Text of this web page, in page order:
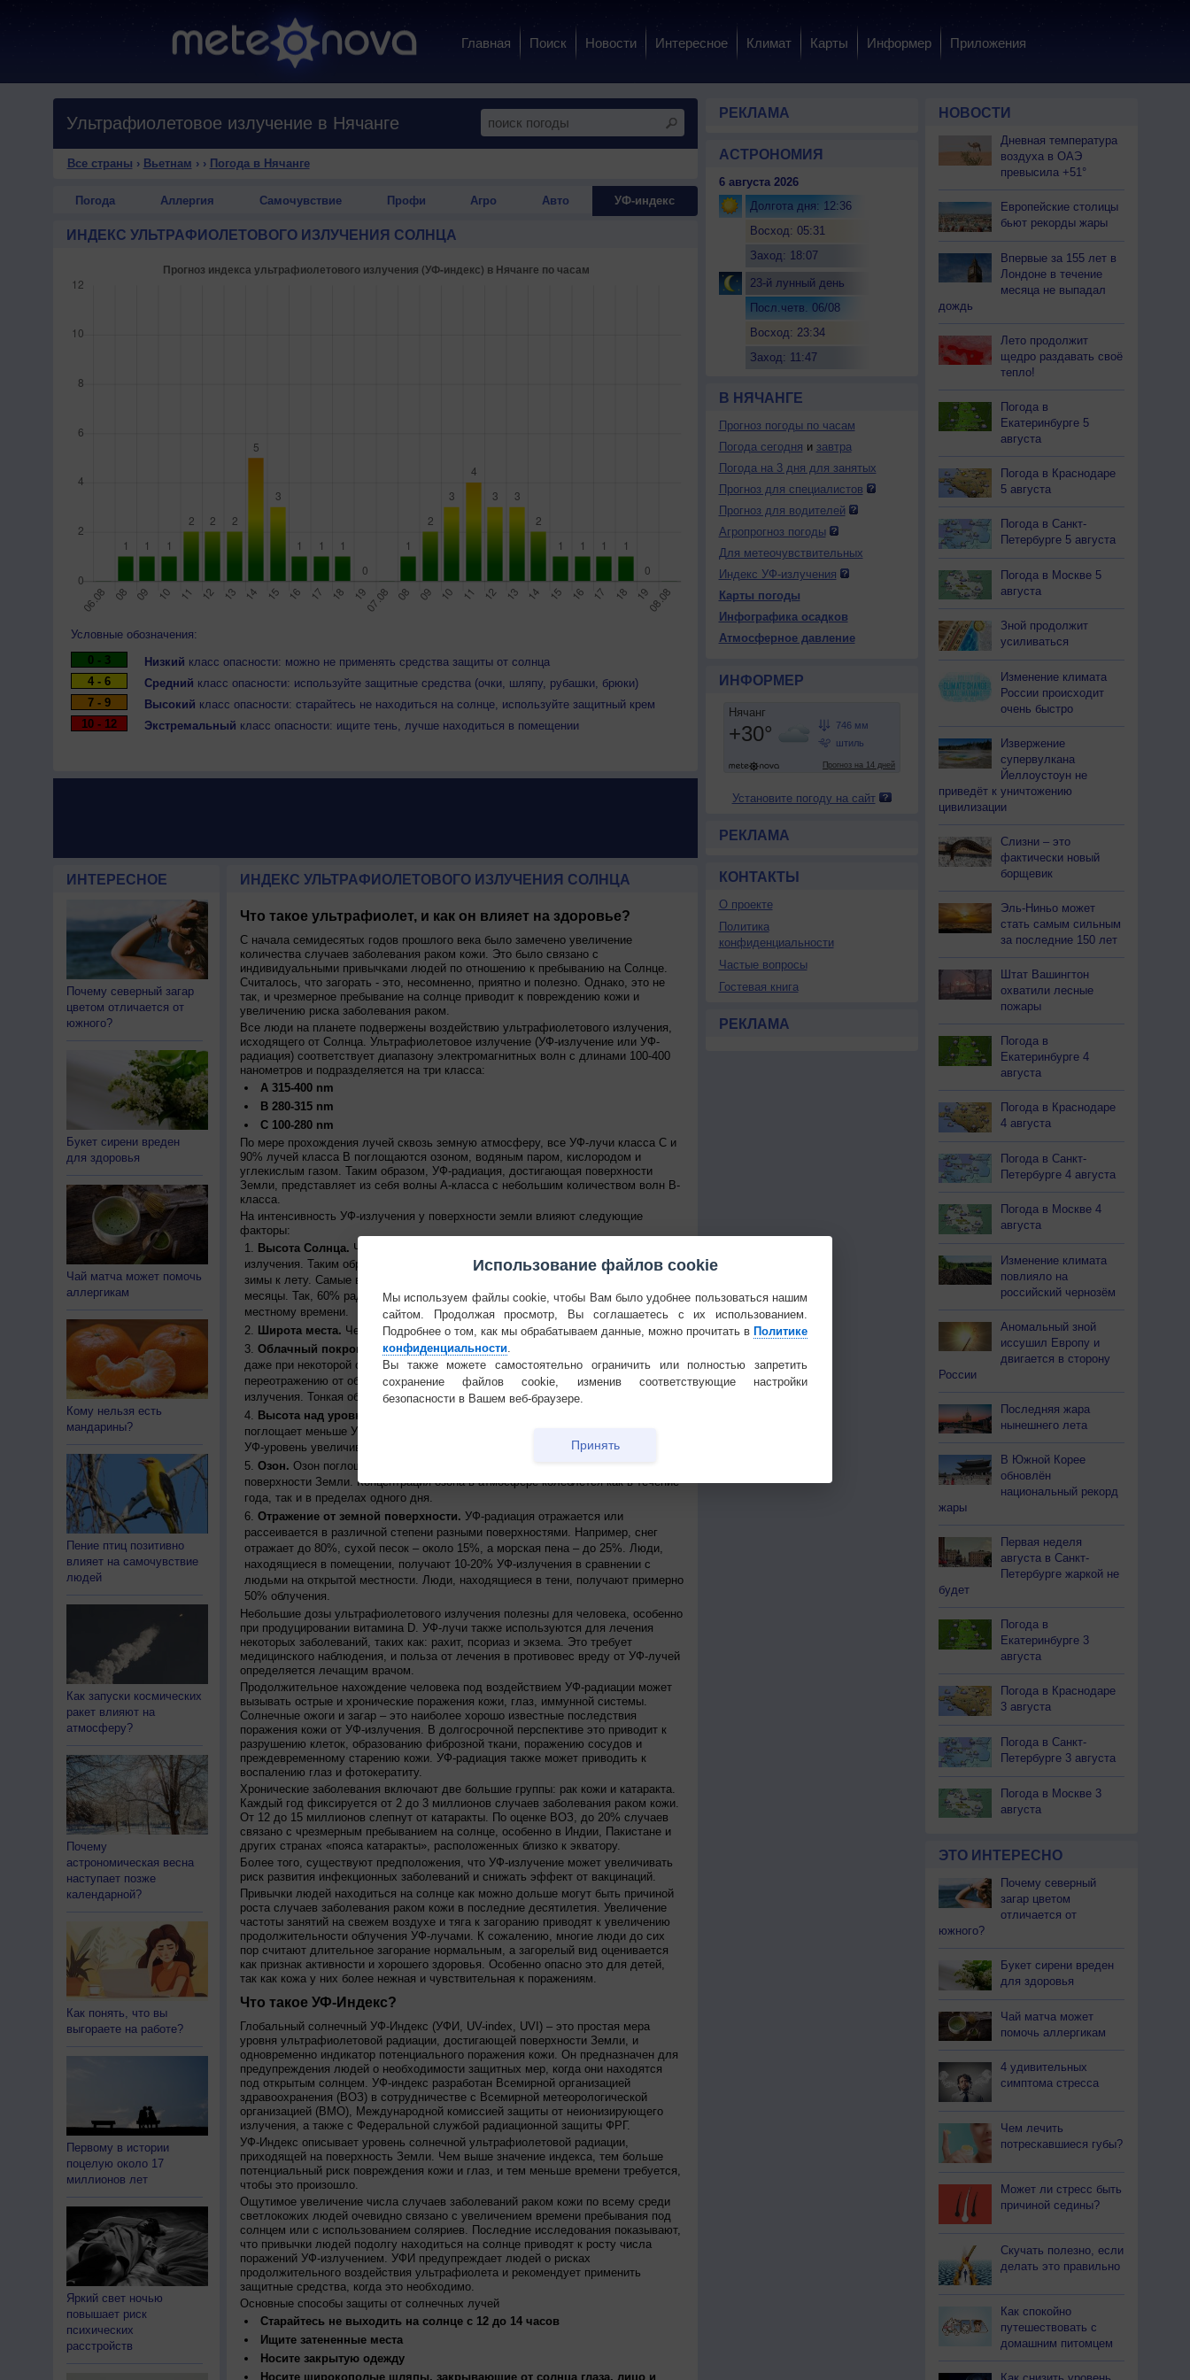
Главная Поиск Новости Интересное Климат Карты Информер Приложения
Ультрафиолетовое излучение в Нячанге
Все страны › Вьетнам › › Погода в Нячанге
Погода Аллергия Самочувствие Профи Агро Авто УФ-индекс
ИНДЕКС УЛЬТРАФИОЛЕТОВОГО ИЗЛУЧЕНИЯ СОЛНЦА
Условные обозначения:
0 - 3
Низкий класс опасности: можно не применять средства защиты от солнца
4 - 6
Средний класс опасности: используйте защитные средства (очки, шляпу, рубашки, брюки)
7 - 9
Высокий класс опасности: старайтесь не находиться на солнце, используйте защитный крем
10 - 12
Экстремальный класс опасности: ищите тень, лучше находиться в помещении
ИНТЕРЕСНОЕ
Почему северный загар
цветом отличается от
южного?
Букет сирени вреден
для здоровья
Чай матча может помочь
аллергикам
Кому нельзя есть
мандарины?
Пение птиц позитивно
влияет на самочувствие
людей
Как запуски космических
ракет влияют на
атмосферу?
Почему
астрономическая весна
наступает позже
календарной?
Как понять, что вы
выгораете на работе?
Первому в истории
поцелую около 17
миллионов лет
Яркий свет ночью
повышает риск
психических
расстройств
ИНДЕКС УЛЬТРАФИОЛЕТОВОГО ИЗЛУЧЕНИЯ СОЛНЦА
Что такое ультрафиолет, и как он влияет на здоровье?
С начала семидесятых годов прошлого века было замечено увеличение
количества случаев заболевания раком кожи. Это было связано с
индивидуальными привычками людей по отношению к пребыванию на Солнце.
Считалось, что загорать - это, несомненно, приятно и полезно. Однако, это не
так, и чрезмерное пребывание на солнце приводит к повреждению кожи и
увеличению риска заболевания раком.
Все люди на планете подвержены воздействию ультрафиолетового излучения,
исходящего от Солнца. Ультрафиолетовое излучение (УФ-излучение или УФ-
радиация) соответствует диапазону электромагнитных волн с длинами 100-400
нанометров и подразделяется на три класса:
A 315-400 nm
B 280-315 nm
C 100-280 nm
По мере прохождения лучей сквозь земную атмосферу, все УФ-лучи класса C и
90% лучей класса B поглощаются озоном, водяным паром, кислородом и
углекислым газом. Таким образом, УФ-радиация, достигающая поверхности
Земли, представляет из себя волны А-класса с небольшим количеством волн В-
класса.
На интенсивность УФ-излучения у поверхности земли влияют следующие
факторы:
Высота Солнца. Чем выше Солнце над горизонтом, тем сильнее уровень УФ-
излучения. Таким образом, уровень излучения колеблется от дня к ночи и от
зимы к лету. Самые высокие уровни достигаются около полудня в летние
месяцы. Так, 60% радиации приходит примерно между 11 и 15 часами дня по
местному времени.
Широта места. Чем ближе к экватору, тем выше уровень УФ-радиации
Облачный покров.
Уровень УФ-радиации выше при безоблачном небе, но
даже при некоторой облачности, излучение может быть сильным, благодаря
переотражению от облаков, создавая, таким образом, рассеянные источники
излучения. Тонкая облачность может пропускать до 90% УФ-лучей.
Высота над уровнем моря.
поглощает меньше УФ-радиации, поступающей от Солнца. Каждые 1000 метров
УФ-уровень увеличивается примерно на 10%.
Озон. Озон поглощает часть УФ-радиации, которая иначе могла бы достичь
поверхности Земли. Концентрация озона в атмосфере колеблется как в течение
года, так и в пределах одного дня.
Отражение от земной поверхности. УФ-радиация отражается или
рассеивается в различной степени разными поверхностями. Например, снег
отражает до 80%, сухой песок – около 15%, а морская пена – до 25%. Люди,
находящиеся в помещении, получают 10-20% УФ-излучения в сравнении с
людьми на открытой местности. Люди, находящиеся в тени, получают примерно
50% облучения.
Небольшие дозы ультрафиолетового излучения полезны для человека, особенно
при продуцировании витамина D. УФ-лучи также используются для лечения
некоторых заболеваний, таких как: рахит, псориаз и экзема. Это требует
медицинского наблюдения, и польза от лечения в противовес вреду от УФ-лучей
определяется лечащим врачом.
Продолжительное нахождение человека под воздействием УФ-радиации может
вызывать острые и хронические поражения кожи, глаз, иммунной системы.
Солнечные ожоги и загар – это наиболее хорошо известные последствия
поражения кожи от УФ-излучения. В долгосрочной перспективе это приводит к
разрушению клеток, образованию фиброзной ткани, поражению сосудов и
преждевременному старению кожи. УФ-радиация также может приводить к
воспалению глаз и фотокератиту.
Хронические заболевания включают две большие группы: рак кожи и катаракта.
Каждый год фиксируется от 2 до 3 миллионов случаев заболевания раком кожи.
От 12 до 15 миллионов слепнут от катаракты. По оценке ВОЗ, до 20% случаев
связано с чрезмерным пребыванием на солнце, особенно в Индии, Пакистане и
других странах «пояса катаракты», расположенных близко к экватору.
Более того, существуют предположения, что УФ-излучение может увеличивать
риск развития инфекционных заболеваний и снижать эффект от вакцинаций.
Привычки людей находиться на солнце как можно дольше могут быть причиной
роста случаев заболевания раком кожи в последние десятилетия. Увеличение
частоты занятий на свежем воздухе и тяга к загоранию приводят к увеличению
продолжительности облучения УФ-лучами. К сожалению, многие люди до сих
пор считают длительное загорание нормальным, а загорелый вид оценивается
как признак активности и хорошего здоровья. Особенно опасно это для детей,
так как кожа у них более нежная и чувствительная к поражениям.
Что такое УФ-Индекс?
Глобальный солнечный УФ-Индекс (УФИ, UV-index, UVI) – это простая мера
уровня ультрафиолетовой радиации, достигающей поверхности Земли, и
одновременно индикатор потенциального поражения кожи. Он предназначен для
предупреждения людей о необходимости защитных мер, когда они находятся
под открытым солнцем. УФ-индекс разработан Всемирной организацией
здравоохранения (ВОЗ) в сотрудничестве с Всемирной метеорологической
организацией (ВМО), Международной комиссией защиты от неионизирующего
излучения, а также с Федеральной службой радиационной защиты ФРГ.
УФ-Индекс описывает уровень солнечной ультрафиолетовой радиации,
приходящей на поверхность Земли. Чем выше значение индекса, тем больше
потенциальный риск повреждения кожи и глаз, и тем меньше времени требуется,
чтобы это произошло.
Ощутимое увеличение числа случаев заболеваний раком кожи по всему среди
светлокожих людей очевидно связано с увеличением времени пребывания под
солнцем или с использованием соляриев. Последние исследования показывают,
что привычки людей подолгу находиться на солнце приводят к росту числа
поражений УФ-излучением. УФИ предупреждает людей о рисках
продолжительного воздействия ультрафиолета и рекомендует применить
защитные средства, когда это необходимо.
Основные способы защиты от солнечных лучей
Старайтесь не выходить на солнце с 12 до 14 часов
Ищите затененные места
Носите закрытую одежду
Носите широкополые шляпы, закрывающие от солнца глаза, лицо и
РЕКЛАМА
АСТРОНОМИЯ
6 августа 2026
Долгота дня: 12:36
Восход: 05:31
Заход: 18:07
23-й лунный день
Посл.четв. 06/08
Восход: 23:34
Заход: 11:47
В НЯЧАНГЕ
Прогноз погоды по часам
Погода сегодня и завтра
Погода на 3 дня для занятых
Прогноз для специалистов
Прогноз для водителей
Агропрогноз погоды
Для метеочувствительных
Индекс УФ-излучения
Карты погоды
Инфографика осадков
Атмосферное давление
ИНФОРМЕР
Установите погоду на сайт
РЕКЛАМА
КОНТАКТЫ
О проекте
Политика
конфиденциальности
Частые вопросы
Гостевая книга
РЕКЛАМА
НОВОСТИ
Дневная температура
воздуха в ОАЭ
превысила +51°
Европейские столицы
бьют рекорды жары
Впервые за 155 лет в
Лондоне в течение
месяца не выпадал
дождь
Лето продолжит
щедро раздавать своё
тепло!
Погода в
Екатеринбурге 5
августа
Погода в Краснодаре
5 августа
Погода в Санкт-
Петербурге 5 августа
Погода в Москве 5
августа
Зной продолжит
усиливаться
Изменение климата
России происходит
очень быстро
Извержение
супервулкана
Йеллоустоун не
приведёт к уничтожению
цивилизации
Слизни – это
фактически новый
борщевик
Эль-Ниньо может
стать самым сильным
за последние 150 лет
Штат Вашингтон
охватили лесные
пожары
Погода в
Екатеринбурге 4
августа
Погода в Краснодаре
4 августа
Погода в Санкт-
Петербурге 4 августа
Погода в Москве 4
августа
Изменение климата
повлияло на
российский чернозём
Аномальный зной
иссушил Европу и
двигается в сторону
России
Последняя жара
нынешнего лета
В Южной Корее
обновлён
национальный рекорд
жары
Первая неделя
августа в Санкт-
Петербурге жаркой не
будет
Погода в
Екатеринбурге 3
августа
Погода в Краснодаре
3 августа
Погода в Санкт-
Петербурге 3 августа
Погода в Москве 3
августа
ЭТО ИНТЕРЕСНО
Почему северный
загар цветом
отличается от
южного?
Букет сирени вреден
для здоровья
Чай матча может
помочь аллергикам
4 удивительных
симптома стресса
Чем лечить
потрескавшиеся губы?
Может ли стресс быть
причиной седины?
Скучать полезно, если
делать это правильно
Как спокойно
путешествовать с
домашним питомцем
Использование файлов cookie
Мы используем файлы cookie, чтобы Вам было удобнее пользоваться нашим
сайтом. Продолжая просмотр, Вы соглашаетесь с их использованием.
Подробнее о том, как мы обрабатываем данные, можно прочитать в Политике
конфиденциальности.
Вы также можете самостоятельно ограничить или полностью запретить
сохранение файлов cookie, изменив соответствующие настройки
безопасности в Вашем веб-браузере.
Принять